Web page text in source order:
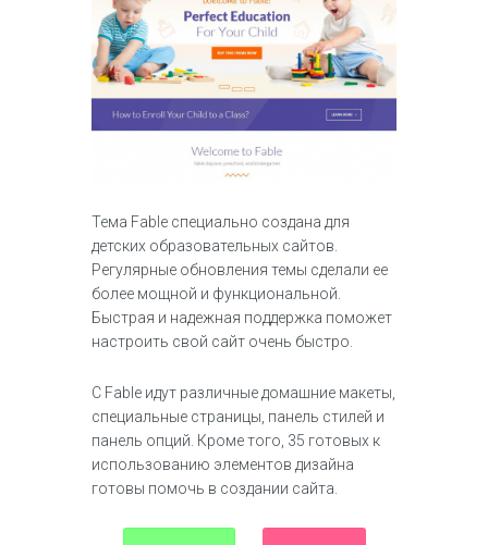
Тема Fable специально создана для
детских образовательных сайтов.
Регулярные обновления темы сделали ее
более мощной и функциональной.
Быстрая и надежная поддержка поможет
настроить свой сайт очень быстро.
С Fable идут различные домашние макеты,
специальные страницы, панель стилей и
панель опций. Кроме того, 35 готовых к
использованию элементов дизайна
готовы помочь в создании сайта.